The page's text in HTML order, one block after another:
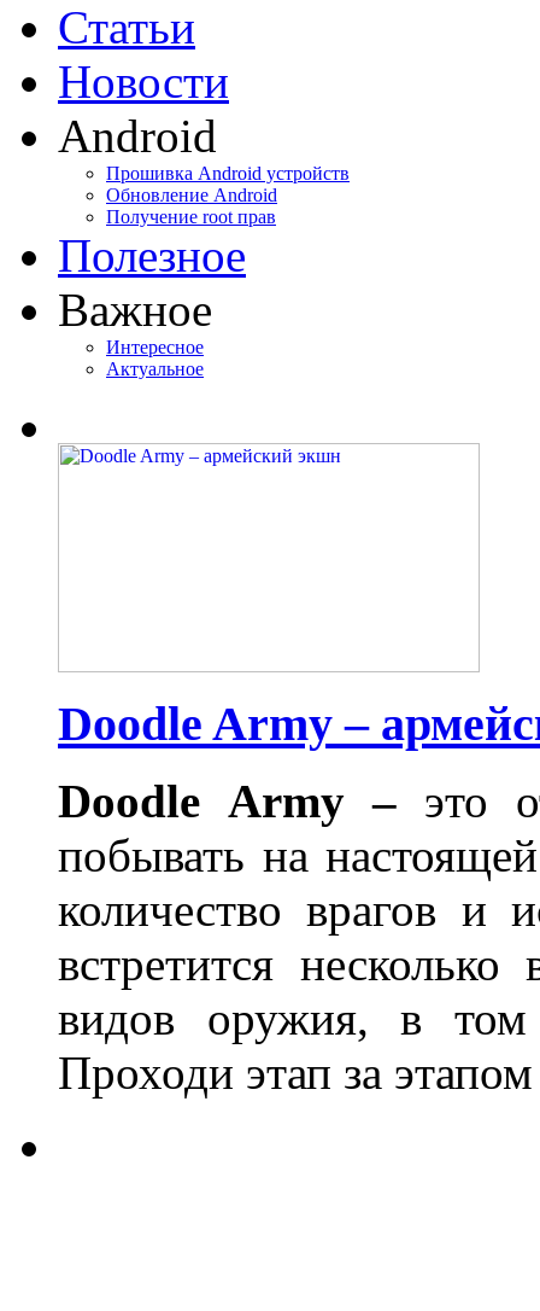
Статьи
Новости
Android
Прошивка Android устройств
Обновление Android
Получение root прав
Полезное
Важное
Интересное
Актуальное
Doodle Army –
Doodle Army – это
побывать на
количество врагов и
встретится
видов оружия, в
Проходи этап за